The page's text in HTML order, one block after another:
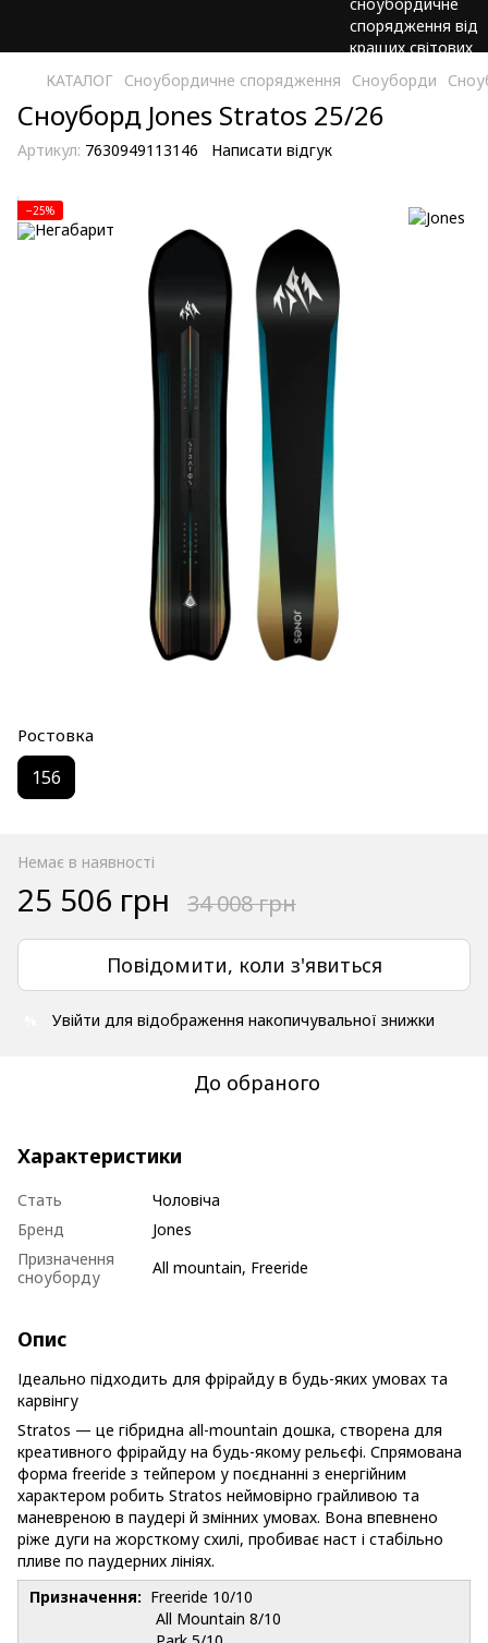
КАТАЛОГ Сноубордичне спорядження Сноуборди
Сноуборд Jones Stratos 25/26
Артикул: 7630949113146 Написати відгук
−25%
Ростовка
156
Немає в наявності
25 506 грн 34 008 грн
Повідомити, коли з'явиться
Увійти для відображення накопичувальної знижки
До обраного
Характеристики
Стать
Чоловіча
Бренд
Jones
Призначення
сноуборду
All mountain, Freeride
Опис
Ідеально підходить для фрірайду в будь-яких умовах та
карвінгу
Stratos — це гібридна all-mountain дошка, створена для
креативного фрірайду на будь-якому рельєфі. Спрямована
форма freeride з тейпером у поєднанні з енергійним
характером робить Stratos неймовірно грайливою та
маневреною в паудері й змінних умовах. Вона впевнено
ріже дуги на жорсткому схилі, пробиває наст і стабільно
пливе по паудерних лініях.
Призначення: Freeride 10/10
All Mountain 8/10